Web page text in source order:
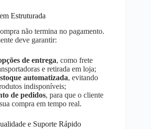
Estruturada
não termina no pagamento.
deve garantir:
de entrega, como frete
e retirada em loja;
automatizada, evitando
indisponíveis;
de pedidos, para que o cliente
compra em tempo real.
e Suporte Rápido